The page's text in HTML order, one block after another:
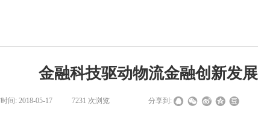
金融科技驱动物流金融创新发展
间: 2018-05-17 7231 次浏览 分享到: